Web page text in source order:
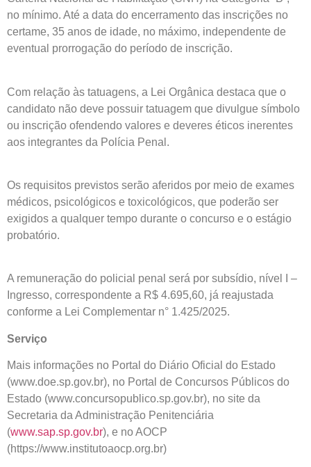
no mínimo. Até a data do encerramento das inscrições no
certame, 35 anos de idade, no máximo, independente de
eventual prorrogação do período de inscrição.
Com relação às tatuagens, a Lei Orgânica destaca que o
candidato não deve possuir tatuagem que divulgue símbolo
ou inscrição ofendendo valores e deveres éticos inerentes
aos integrantes da Polícia Penal.
Os requisitos previstos serão aferidos por meio de exames
médicos, psicológicos e toxicológicos, que poderão ser
exigidos a qualquer tempo durante o concurso e o estágio
probatório.
A remuneração do policial penal será por subsídio, nível I –
Ingresso, correspondente a R$ 4.695,60, já reajustada
conforme a Lei Complementar n° 1.425/2025.
Serviço
Mais informações no Portal do Diário Oficial do Estado
(www.doe.sp.gov.br), no Portal de Concursos Públicos do
Estado (www.concursopublico.sp.gov.br), no site da
Secretaria da Administração Penitenciária
(www.sap.sp.gov.br), e no AOCP
(https://www.institutoaocp.org.br)